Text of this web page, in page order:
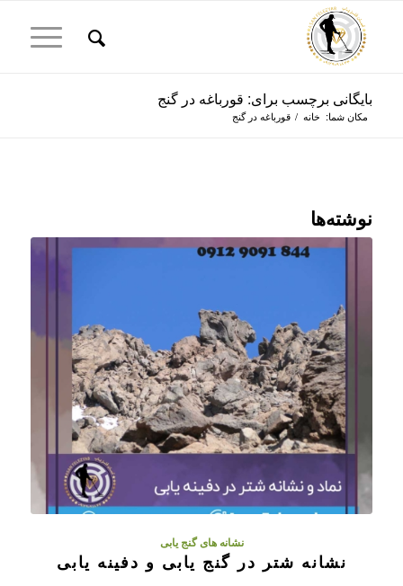
بایگانی برچسب برای: قورباغه در گنج
مکان شما: خانه / قورباغه در گنج
نوشته‌ها
نشانه های گنج یابی
نشانه شتر در گنج یابی و دفینه یابی